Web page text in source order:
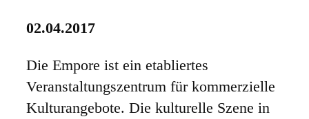
02.04.2017
Die Empore ist ein etabliertes
Veranstaltungszentrum für kommerzielle
Kulturangebote. Die kulturelle Szene in